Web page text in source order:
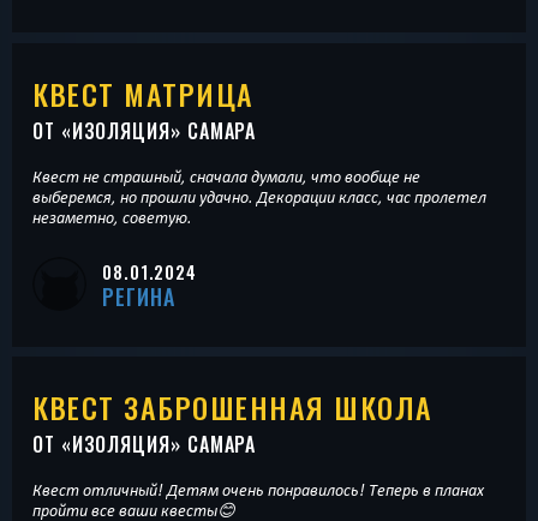
КВЕСТ МАТРИЦА
ОТ «ИЗОЛЯЦИЯ» САМАРА
Квест не страшный, сначала думали, что вообще не
выберемся, но прошли удачно. Декорации класс, час пролетел
незаметно, советую.
08.01.2024
РЕГИНА
КВЕСТ ЗАБРОШЕННАЯ ШКОЛА
ОТ «ИЗОЛЯЦИЯ» САМАРА
Квест отличный! Детям очень понравилось! Теперь в планах
пройти все ваши квесты😊